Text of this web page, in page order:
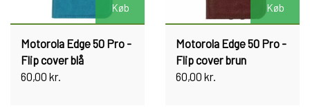
Køb
Motorola Edge 50 Pro -
Flip cover blå
60,00 kr.
Køb
Motorola Edge 50 Pro -
Flip cover brun
60,00 kr.